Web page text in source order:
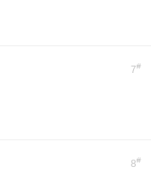
7#
8#